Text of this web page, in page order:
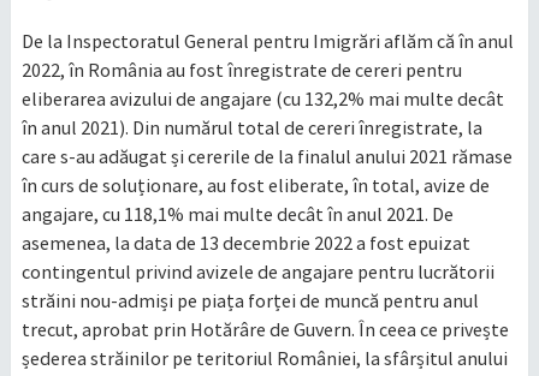
De la Inspectoratul General pentru Imigrări aflăm că în anul
2022, în România au fost înregistrate de cereri pentru
eliberarea avizului de angajare (cu 132,2% mai multe decât
în anul 2021). Din numărul total de cereri înregistrate, la
care s-au adăugat și cererile de la finalul anului 2021 rămase
în curs de soluționare, au fost eliberate, în total, avize de
angajare, cu 118,1% mai multe decât în anul 2021. De
asemenea, la data de 13 decembrie 2022 a fost epuizat
contingentul privind avizele de angajare pentru lucrătorii
străini nou-admiși pe piața forței de muncă pentru anul
trecut, aprobat prin Hotărâre de Guvern. În ceea ce privește
șederea străinilor pe teritoriul României, la sfârșitul anului